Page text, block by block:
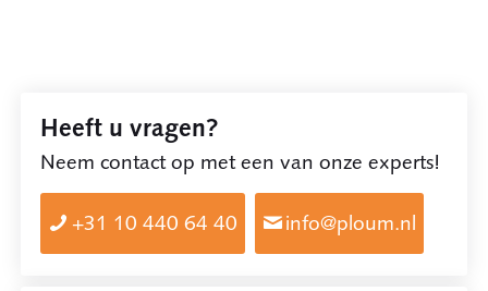
Heeft u vragen?
Neem contact op met een van onze experts!
+31 10 440 64 40 info@ploum.nl